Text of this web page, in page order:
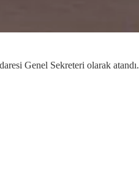
Genel Sekreteri olarak atandı.